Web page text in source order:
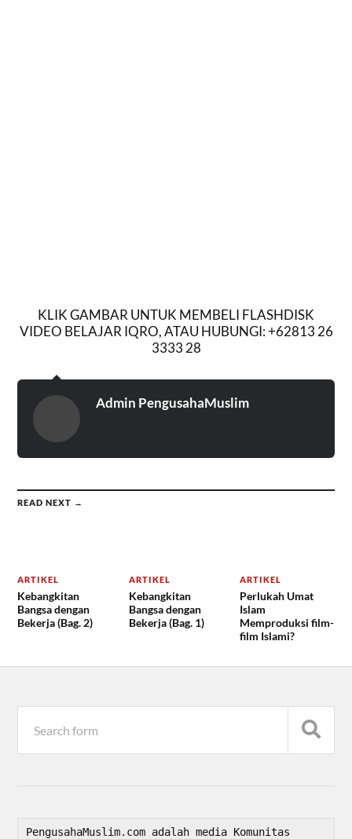
KLIK GAMBAR UNTUK MEMBELI FLASHDISK
VIDEO BELAJAR IQRO, ATAU HUBUNGI: +62813 26
3333 28
Admin PengusahaMuslim
READ NEXT →
ARTIKEL
Kebangkitan
Bangsa dengan
Bekerja (Bag. 2)
ARTIKEL
Kebangkitan
Bangsa dengan
Bekerja (Bag. 1)
ARTIKEL
Perlukah Umat
Islam
Memproduksi film-
film Islami?
PengusahaMuslim.com adalah media Komunitas